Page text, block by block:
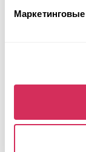
Маркетинговые
Автомат
Передняя